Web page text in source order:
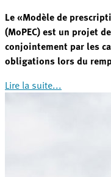
Le «Modèle de
(MoPEC) est un projet
conjointement par les
obligations lors du
Lire la suite...